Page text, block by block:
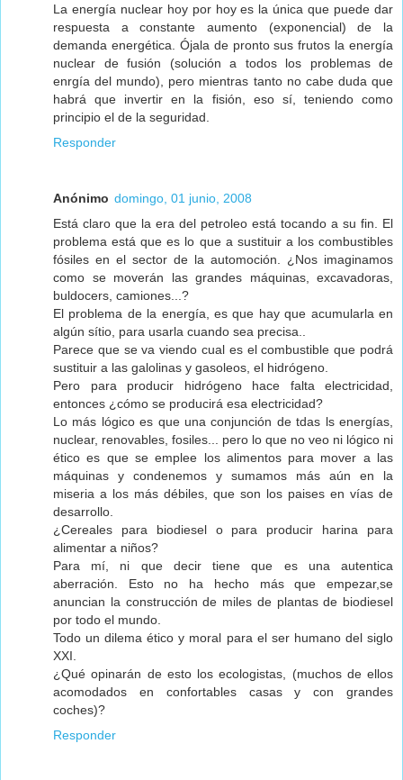
La energía nuclear hoy por hoy es la única que puede dar
respuesta a constante aumento (exponencial) de la
demanda energética. Ójala de pronto sus frutos la energía
nuclear de fusión (solución a todos los problemas de
enrgía del mundo), pero mientras tanto no cabe duda que
habrá que invertir en la fisión, eso sí, teniendo como
principio el de la seguridad.
Responder
Anónimo domingo, 01 junio, 2008
Está claro que la era del petroleo está tocando a su fin. El
problema está que es lo que a sustituir a los combustibles
fósiles en el sector de la automoción. ¿Nos imaginamos
como se moverán las grandes máquinas, excavadoras,
buldocers, camiones...?
El problema de la energía, es que hay que acumularla en
algún sítio, para usarla cuando sea precisa..
Parece que se va viendo cual es el combustible que podrá
sustituir a las galolinas y gasoleos, el hidrógeno.
Pero para producir hidrógeno hace falta electricidad,
entonces ¿cómo se producirá esa electricidad?
Lo más lógico es que una conjunción de tdas ls energías,
nuclear, renovables, fosiles... pero lo que no veo ni lógico ni
ético es que se emplee los alimentos para mover a las
máquinas y condenemos y sumamos más aún en la
miseria a los más débiles, que son los paises en vías de
desarrollo.
¿Cereales para biodiesel o para producir harina para
alimentar a niños?
Para mí, ni que decir tiene que es una autentica
aberración. Esto no ha hecho más que empezar,se
anuncian la construcción de miles de plantas de biodiesel
por todo el mundo.
Todo un dilema ético y moral para el ser humano del siglo
XXI.
¿Qué opinarán de esto los ecologistas, (muchos de ellos
acomodados en confortables casas y con grandes
coches)?
Responder